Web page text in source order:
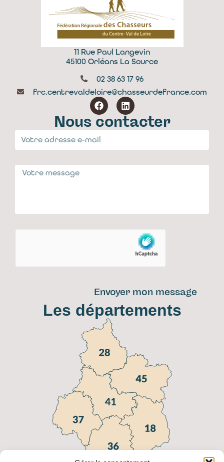
11 Rue Paul Langevin
45100 Orléans La Source
02 38 63 17 96
frc.centrevaldeloire@chasseurdefrance.com
Nous contacter
Envoyer mon message
Les départements